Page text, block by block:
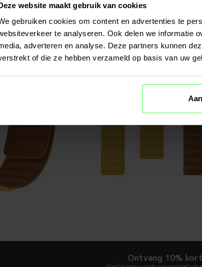
website maakt gebruik van cookies
gebruiken cookies om content en advertenties te
te analyseren. Ook delen we informatie
adverteren en analyse. Deze partners kunnen
of die ze hebben verzameld op basis van uw
Ontvang 10%